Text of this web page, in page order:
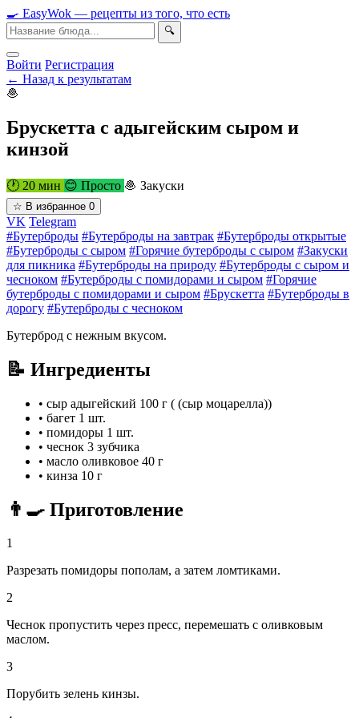
🍳 EasyWok — рецепты из того, что есть
🔍
Войти Регистрация
← Назад к результатам
🧆
Брускетта с адыгейским сыром и
кинзой
🕐 20 мин 😊 Просто 🧆 Закуски
☆ В избранное 0
VK Telegram
#Бутерброды #Бутерброды на завтрак #Бутерброды открытые
#Бутерброды с сыром #Горячие бутерброды с сыром #Закуски
для пикника #Бутерброды на природу #Бутерброды с сыром и
чесноком #Бутерброды с помидорами и сыром #Горячие
бутерброды с помидорами и сыром #Брускетта #Бутерброды в
дорогу #Бутерброды с чесноком
Бутерброд с нежным вкусом.
📝 Ингредиенты
• сыр адыгейский 100 г ( (сыр моцарелла))
• багет 1 шт.
• помидоры 1 шт.
• чеснок 3 зубчика
• масло оливковое 40 г
• кинза 10 г
👨‍🍳 Приготовление
1
Разрезать помидоры пополам, а затем ломтиками.
2
Чеснок пропустить через пресс, перемешать с оливковым
маслом.
3
Порубить зелень кинзы.